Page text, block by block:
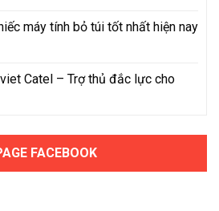
máy tính bỏ túi tốt nhất hiện nay
Catel – Trợ thủ đắc lực cho
FACEBOOK